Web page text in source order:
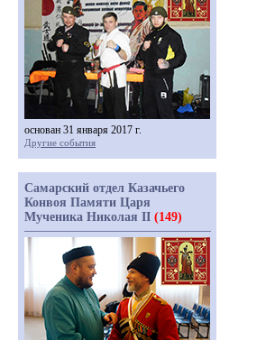
основан 31 января 2017 г.
Другие события
Самарский отдел Казачьего
Конвоя Памяти Царя
Мученика Николая II (149)